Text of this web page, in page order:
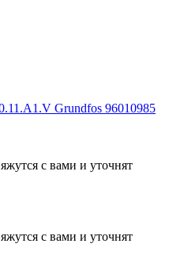
Grundfos 96010985
с вами и уточнят
с вами и уточнят